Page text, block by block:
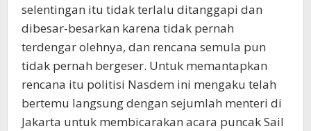
selentingan itu tidak terlalu ditanggapi dan
dibesar-besarkan karena tidak pernah
terdengar olehnya, dan rencana semula pun
tidak pernah bergeser. Untuk memantapkan
rencana itu politisi Nasdem ini mengaku telah
bertemu langsung dengan sejumlah menteri di
Jakarta untuk membicarakan acara puncak Sail